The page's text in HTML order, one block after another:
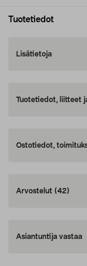
Tuotetiedot
Lisätietoja
Tuotetiedot, liitteet
Ostotiedot,
Arvostelut (42)
Asiantuntija vastaa